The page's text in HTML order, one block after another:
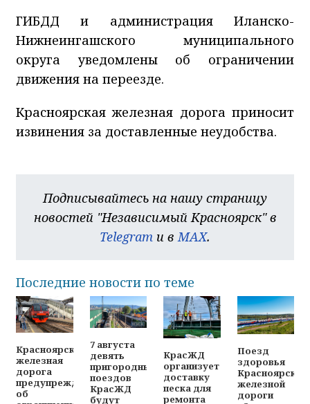
ГИБДД и администрация Иланско-
Нижнеингашского муниципального
округа уведомлены об ограничении
движения на переезде.
Красноярская железная дорога приносит
извинения за доставленные неудобства.
Подписывайтесь на нашу страницу
новостей "Независимый Красноярск" в
Telegram и в MAX.
Последние новости по теме
Красноярская
железная
дорога
предупреждает
об
7 августа
девять
пригородных
поездов
КрасЖД
будут
КрасЖД
организует
доставку
песка для
ремонта
Поезд
здоровья
Красноярской
железной
дороги